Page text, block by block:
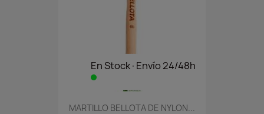
En Stock·Envío 24/48h
MARTILLO BELLOTA DE NYLON...